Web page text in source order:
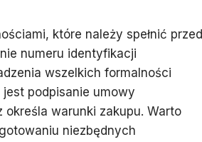
które należy spełnić przed
numeru identyfikacji
wszelkich formalności
podpisanie umowy
warunki zakupu. Warto
niezbędnych